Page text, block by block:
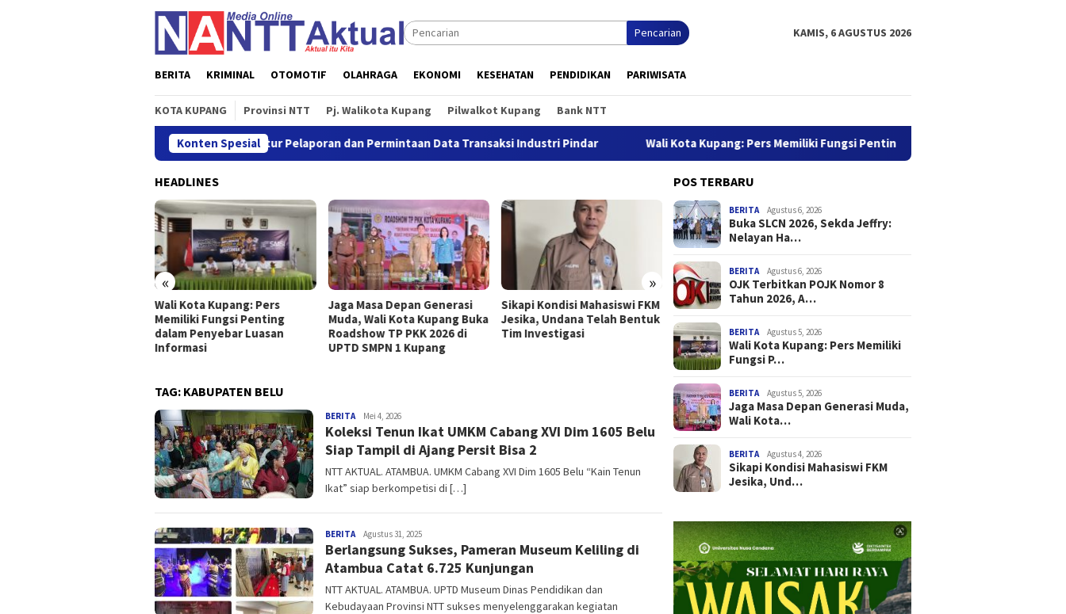
Pencarian KAMIS, 6 AGUSTUS 2026
BERITA KRIMINAL OTOMOTIF OLAHRAGA EKONOMI KESEHATAN PENDIDIKAN PARIWISATA
KOTA KUPANG Provinsi NTT Pj. Walikota Kupang Pilwalkot Kupang Bank NTT
Konten Spesial
POJK Nomor 8 Tahun 2026, Atur Pelaporan dan Permintaan Data Transaksi Industri Pindar Wali Kota Kupang: Pers Memiliki Fungsi Penting dalam Penyebar Luasan Informasi
HEADLINES
« »
Wali Kota Kupang: Pers
Memiliki Fungsi Penting
dalam Penyebar Luasan
Informasi
Jaga Masa Depan Generasi
Muda, Wali Kota Kupang Buka
Roadshow TP PKK 2026 di
UPTD SMPN 1 Kupang
Sikapi Kondisi Mahasiswi FKM
Jesika, Undana Telah Bentuk
Tim Investigasi
Buka SLCN 2026, Sekda
Jeffry: Nelayan Harus Jadikan
Keselamatan Sebagai
Prioritas
Transaksi Industri Pindar
TAG: KABUPATEN BELU
BERITANTT
AKTUAL
Mei 4, 2026
Koleksi Tenun Ikat UMKM Cabang XVI Dim 1605 Belu
Siap Tampil di Ajang Persit Bisa 2
NTT AKTUAL. ATAMBUA. UMKM Cabang XVI Dim 1605 Belu “Kain Tenun
Ikat” siap berkompetisi di […]
BERITANTT
AKTUAL
Agustus 31, 2025
Berlangsung Sukses, Pameran Museum Keliling di
Atambua Catat 6.725 Kunjungan
NTT AKTUAL. ATAMBUA. UPTD Museum Dinas Pendidikan dan
Kebudayaan Provinsi NTT sukses menyelenggarakan kegiatan
POS TERBARU
BERITA Agustus 6, 2026
Buka SLCN 2026, Sekda Jeffry:
Nelayan Ha…
BERITA Agustus 6, 2026
OJK Terbitkan POJK Nomor 8
Tahun 2026, A…
BERITA Agustus 5, 2026
Wali Kota Kupang: Pers Memiliki
Fungsi P…
BERITA Agustus 5, 2026
Jaga Masa Depan Generasi Muda,
Wali Kota…
BERITA Agustus 4, 2026
Sikapi Kondisi Mahasiswi FKM
Jesika, Und…